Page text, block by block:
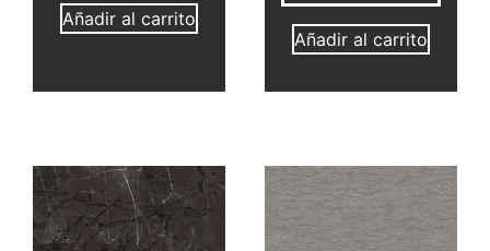
Añadir al carrito
Añadir al carrito